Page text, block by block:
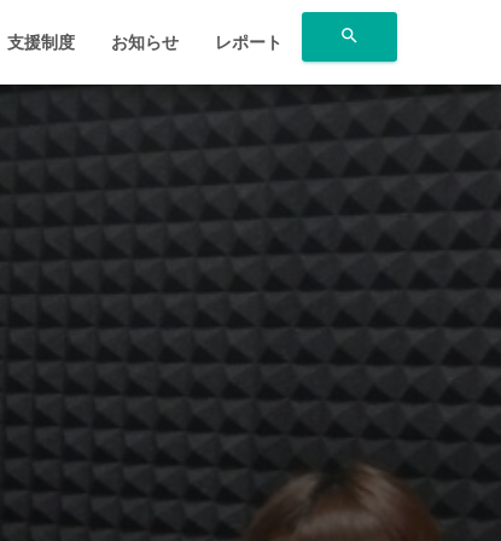
search
支援制度 お知らせ レポート